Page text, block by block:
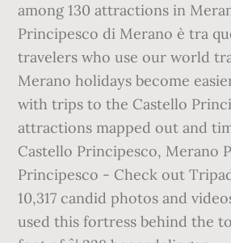
among 130 attractions in
Principesco di Merano è tra
travelers who use our world
Merano holidays become
with trips to the Castello
attractions mapped out and
Castello Principesco, Merano
Principesco - Check out
10,317 candid photos and
used this fortress behind the